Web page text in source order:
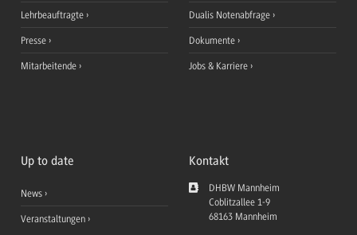
Lehrbeauftragte
Presse
Mitarbeitende
Dualis Notenabfrage
Dokumente
Jobs & Karriere
Up to date
News
Veranstaltungen
Kontakt
DHBW Mannheim
Coblitzallee 1-9
68163 Mannheim